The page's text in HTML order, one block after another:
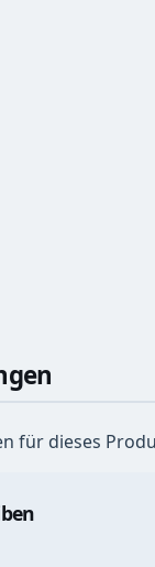
für dieses